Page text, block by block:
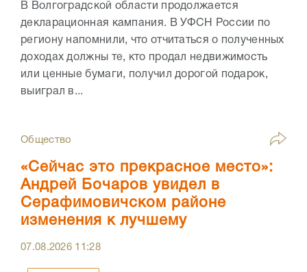
В Волгоградской области продолжается
декларационная кампания. В УФСН России по
региону напомнили, что отчитаться о полученных
доходах должны те, кто продал недвижимость
или ценные бумаги, получил дорогой подарок,
выиграл в...
Общество
«Сейчас это прекрасное место»:
Андрей Бочаров увидел в
Серафимовичском районе
изменения к лучшему
07.08.2026 11:28